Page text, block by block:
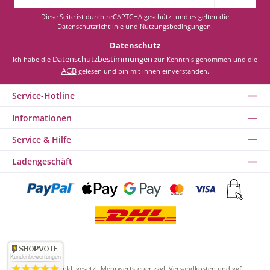
*
Diese Seite ist durch reCAPTCHA geschützt und es gelten die
Datenschutzrichtlinie und Nutzungsbedingungen.
Datenschutz
Ich habe die Datenschutzbestimmungen zur Kenntnis genommen und die
AGBgelesen und bin mit ihnen einverstanden.
Service-Hotline
Informationen
Service & Hilfe
Ladengeschäft
Kundenbewertungen